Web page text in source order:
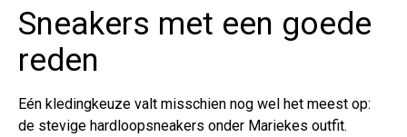
Sneakers met een goede
reden
Eén kledingkeuze valt misschien nog wel het meest op:
de stevige hardloopsneakers onder Mariekes outfit.